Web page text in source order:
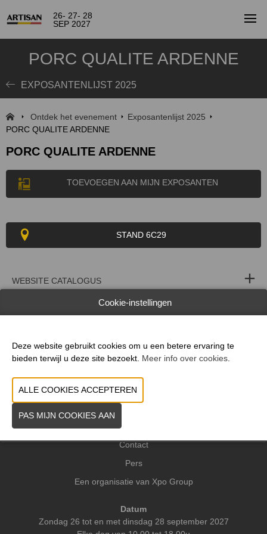
26- 27- 28
SEP 2027
PORC QUALITE ARDENNE
EXPOSANTENLIJST 2025
Ontdek het evenement
Exposantenlijst 2025
PORC QUALITE ARDENNE
PORC QUALITE ARDENNE
TOEVOEGEN AAN MIJN EXPOSANTEN
STAND 6C29
WEBSITE CATALOGUS
VORIGE VOLGENDE
Praktische info
Contact
Pers
Een organisatie van Xpo Group
Datum
Zondag 26 tot en met dinsdag 28 september 2027
Cookie-instellingen
Deze website gebruikt cookies om u een betere ervaring te
bieden terwijl u deze site bezoekt. Meer info over cookies